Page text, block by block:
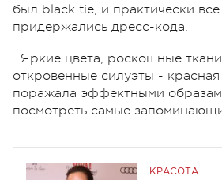
был black tie, и практически все
придержались дресс-кода.
Яркие цвета, роскошные
откровенные силуэты -
поражала эффектными
посмотреть самые
КРАСОТА